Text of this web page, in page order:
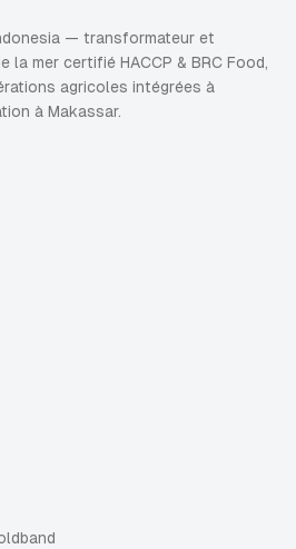
— transformateur et
la mer certifié HACCP & BRC Food,
agricoles intégrées à
à Makassar.